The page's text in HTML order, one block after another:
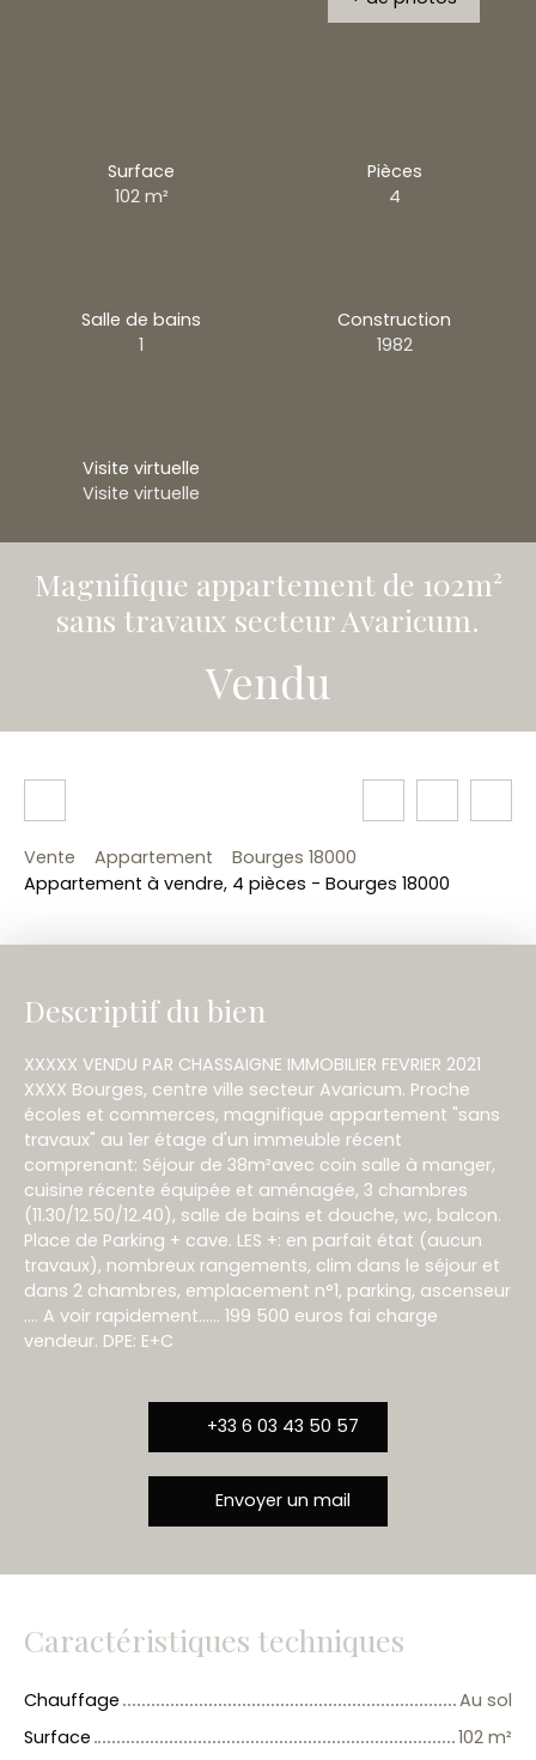
Surface
102 m²
Pièces
4
Salle de bains
1
Construction
1982
Visite virtuelle
Visite virtuelle
Magnifique appartement de 102m²
sans travaux secteur Avaricum.
Vendu
Vente Appartement
Bourges 18000
Appartement à vendre, 4 pièces - Bourges 18000
Descriptif du bien
XXXXX VENDU PAR CHASSAIGNE IMMOBILIER FEVRIER 2021
XXXX Bourges, centre ville secteur Avaricum. Proche
écoles et commerces, magnifique appartement "sans
travaux" au 1er étage d'un immeuble récent
comprenant: Séjour de 38m²avec coin salle à manger,
cuisine récente équipée et aménagée, 3 chambres
(11.30/12.50/12.40), salle de bains et douche, wc, balcon.
Place de Parking + cave. LES +: en parfait état (aucun
travaux), nombreux rangements, clim dans le séjour et
dans 2 chambres, emplacement n°1, parking, ascenseur
.... A voir rapidement...... 199 500 euros fai charge
vendeur. DPE: E+C
+33 6 03 43 50 57
Envoyer un mail
Caractéristiques techniques
Chauffage
Au sol
Surface
102 m²